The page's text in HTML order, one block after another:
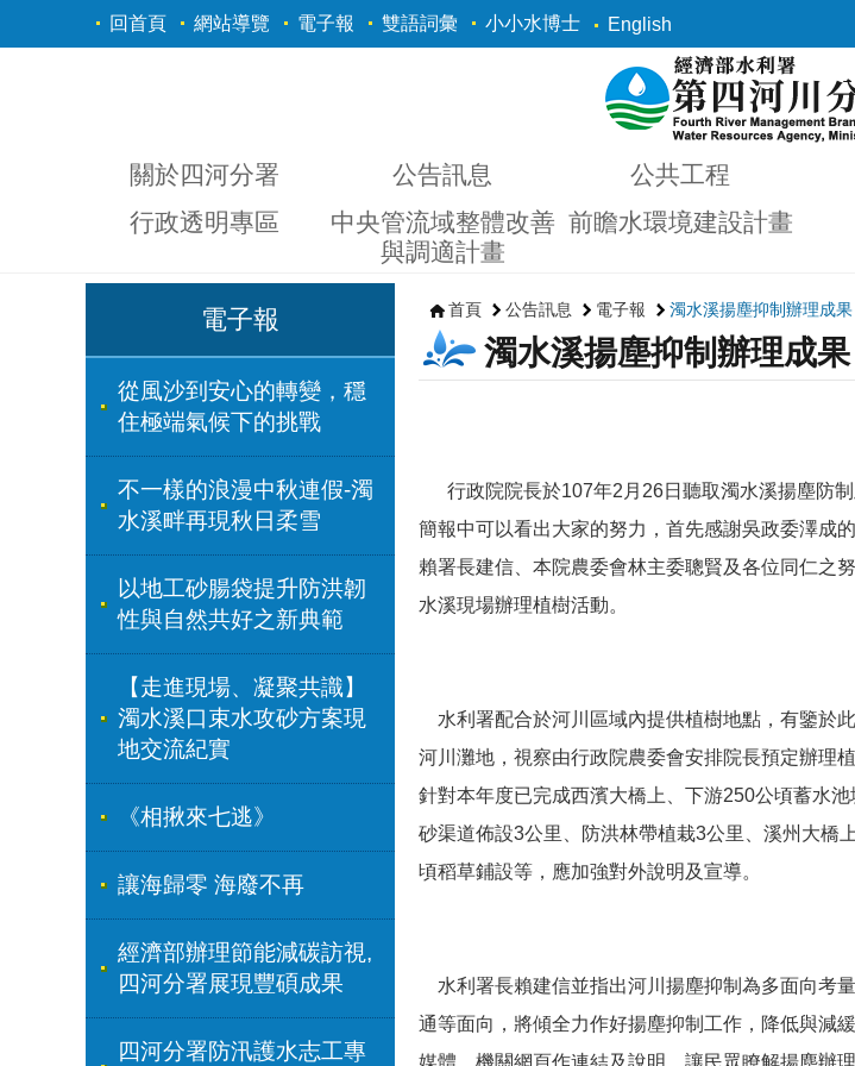
跳到主要內容區塊
回首頁 網站導覽 電子報 雙語詞彙 小小水博士 English
關於四河分署 公告訊息 公共工程
行政透明專區
中央管流域整體改善
與調適計畫
前瞻水環境建設計畫
電子報
從風沙到安心的轉變，穩
住極端氣候下的挑戰
不一樣的浪漫中秋連假-濁
水溪畔再現秋日柔雪
以地工砂腸袋提升防洪韌
性與自然共好之新典範
【走進現場、凝聚共識】
濁水溪口束水攻砂方案現
地交流紀實
《相揪來七逃》
讓海歸零 海廢不再
經濟部辦理節能減碳訪視,
四河分署展現豐碩成果
四河分署防汛護水志工專
首頁 公告訊息 電子報 濁水溪揚塵抑制辦理成果
濁水溪揚塵抑制辦理成果
行政院院長於107年2 月 26日聽取濁水溪揚塵防
簡報中可以看出大家的努力，首先感謝吳政委澤成
賴署長建信、本院農委會林主委聰賢及各位同仁之
水溪現場辦理植樹活動。
水利署配合於河川區域內提供植樹地點，有鑒於
河川灘地，視察由行政院農委會安排院長預定辦理
針對本年度已完成西濱大橋上、下游250公頃蓄水
砂渠道佈設3公里、防洪林帶植栽3公里、溪州大橋
頃稻草鋪設等，應加強對外說明及宣導。
水利署長賴建信並指出河川揚塵抑制為多面向考
通等面向，將傾全力作好揚塵抑制工作，降低與減
媒體、機關網頁作連結及說明，讓民眾瞭解揚塵辦理